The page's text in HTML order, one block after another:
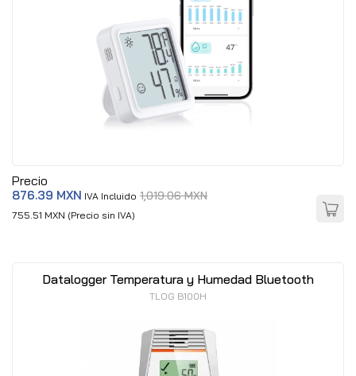
Precio
876.39 MXN IVA Incluido 1,019.06 MXN
755.51 MXN (Precio sin IVA)
Datalogger Temperatura y Humedad Bluetooth
TLOG B100H